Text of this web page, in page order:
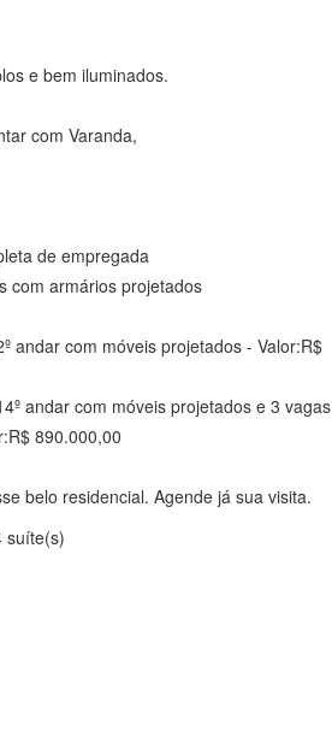
e bem iluminados.
com Varanda,
de empregada
com armários projetados
andar com móveis projetados - Valor:R$
andar com móveis projetados e 3 vagas
890.000,00
belo residencial. Agende já sua visita.
suíte(s)